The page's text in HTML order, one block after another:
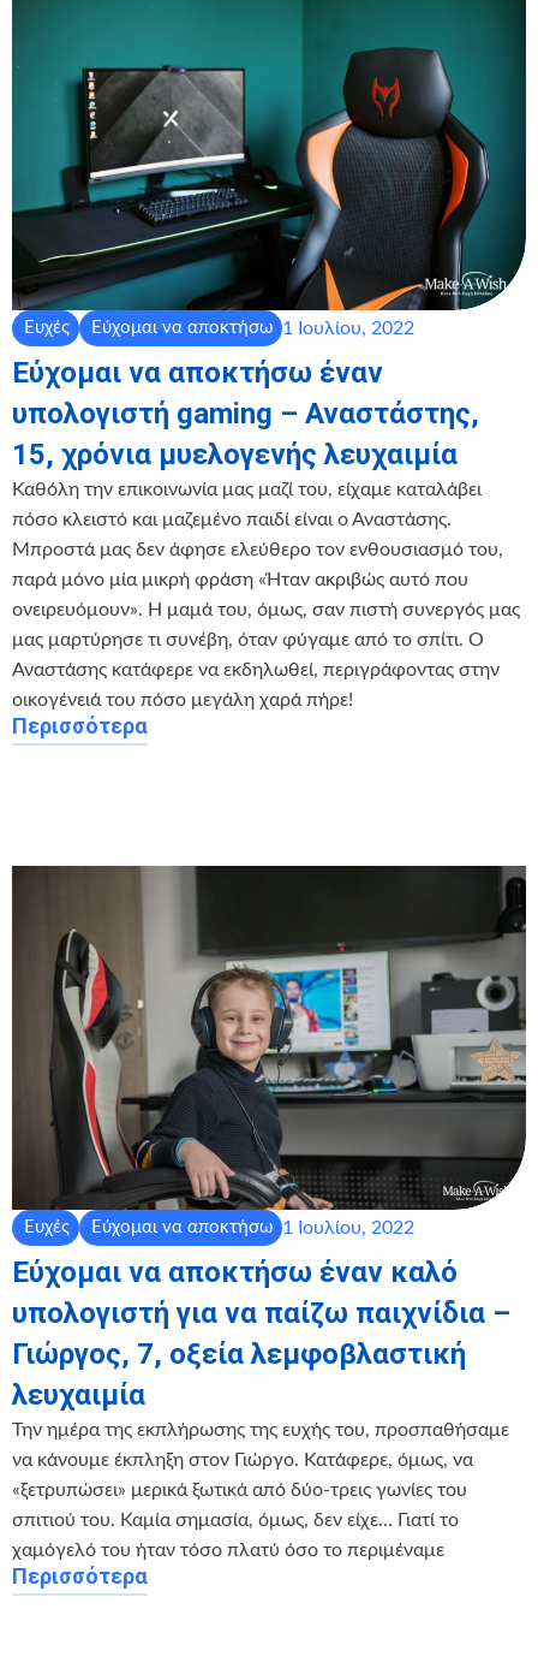
Ευχές Εύχομαι να αποκτήσω 1 Ιουλίου, 2022
Εύχομαι να αποκτήσω έναν
υπολογιστή gaming – Αναστάστης,
15, χρόνια μυελογενής λευχαιμία
Καθόλη την επικοινωνία μας μαζί του, είχαμε καταλάβει
πόσο κλειστό και μαζεμένο παιδί είναι ο Αναστάσης.
Μπροστά μας δεν άφησε ελεύθερο τον ενθουσιασμό του,
παρά μόνο μία μικρή φράση «Ήταν ακριβώς αυτό που
ονειρευόμουν». Η μαμά του, όμως, σαν πιστή συνεργός μας
μας μαρτύρησε τι συνέβη, όταν φύγαμε από το σπίτι. Ο
Αναστάσης κατάφερε να εκδηλωθεί, περιγράφοντας στην
οικογένειά του πόσο μεγάλη χαρά πήρε!
Περισσότερα
Ευχές Εύχομαι να αποκτήσω 1 Ιουλίου, 2022
Εύχομαι να αποκτήσω έναν καλό
υπολογιστή για να παίζω παιχνίδια –
Γιώργος, 7, οξεία λεμφοβλαστική
λευχαιμία
Την ημέρα της εκπλήρωσης της ευχής του, προσπαθήσαμε
να κάνουμε έκπληξη στον Γιώργο. Κατάφερε, όμως, να
«ξετρυπώσει» μερικά ξωτικά από δύο-τρεις γωνίες του
σπιτιού του. Καμία σημασία, όμως, δεν είχε… Γιατί το
χαμόγελό του ήταν τόσο πλατύ όσο το περιμέναμε
Περισσότερα